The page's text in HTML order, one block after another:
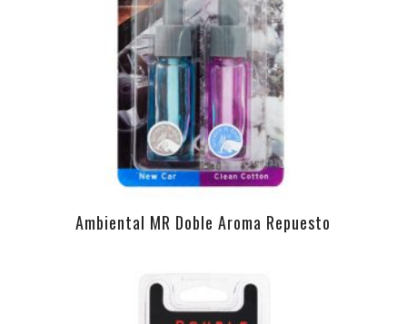
Ambiental MR Doble Aroma Repuesto